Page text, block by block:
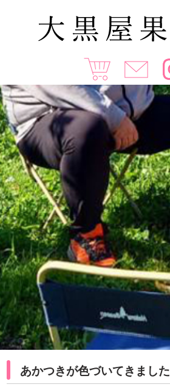
あかつきが色づいてきました